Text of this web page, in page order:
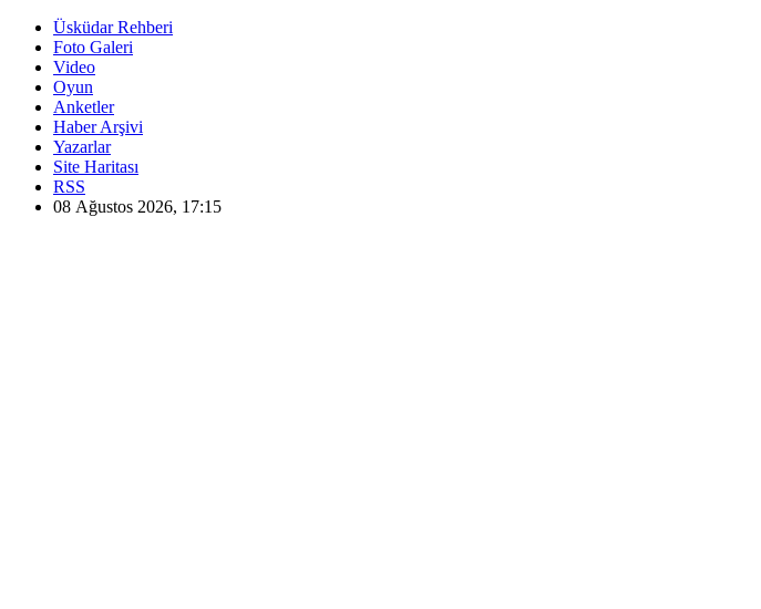
Üsküdar Rehberi
Foto Galeri
Video
Oyun
Anketler
Haber Arşivi
Yazarlar
Site Haritası
RSS
08 Ağustos 2026, 17:15